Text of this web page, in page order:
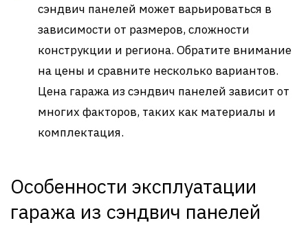
сэндвич панелей может варьироваться в
зависимости от размеров, сложности
конструкции и региона. Обратите внимание
на цены и сравните несколько вариантов.
Цена гаража из сэндвич панелей зависит от
многих факторов, таких как материалы и
комплектация.
Особенности эксплуатации
гаража из сэндвич панелей